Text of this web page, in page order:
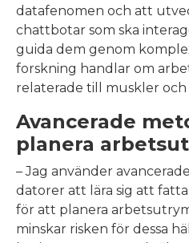
datafenomen och att
chattbotar som ska
guida dem genom
forskning handlar om
relaterade till muskler och
Avancerade
planera
– Jag använder
datorer att lära sig att
för att planera
minskar risken för dessa